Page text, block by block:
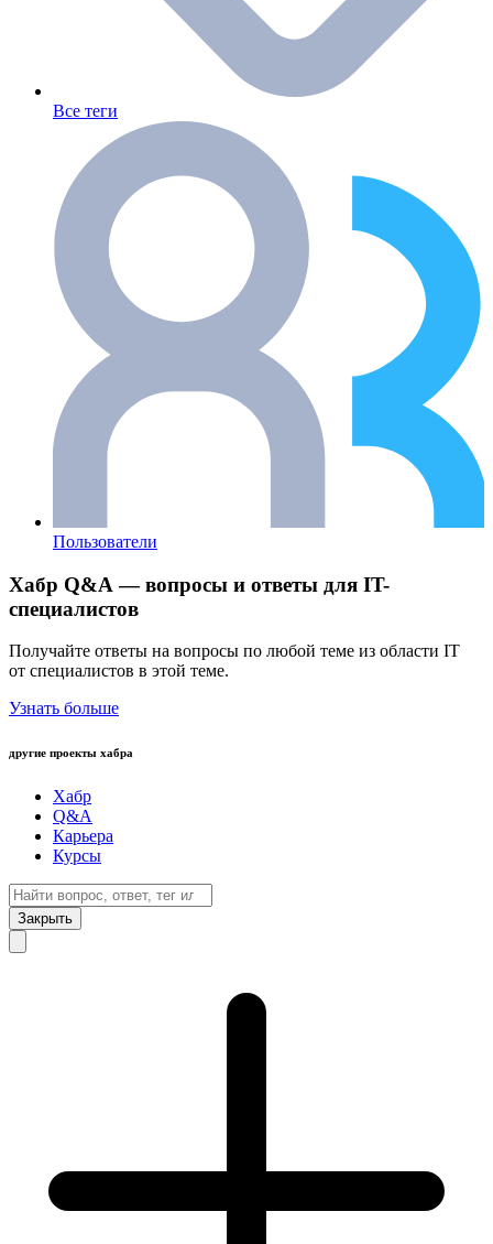
Все теги
Пользователи
Хабр Q&A — вопросы и ответы для IT-
специалистов
Получайте ответы на вопросы по любой теме из области IT
от специалистов в этой теме.
Узнать больше
другие проекты хабра
Хабр
Q&A
Карьера
Курсы
Закрыть